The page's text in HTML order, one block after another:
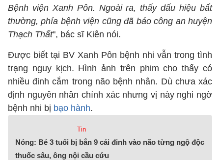
Bệnh viện Xanh Pôn. Ngoài ra, thấy dấu hiệu bất
thường, phía bệnh viện cũng đã báo công an huyện
Thạch Thất", bác sĩ Kiên nói.
Được biết tại BV Xanh Pôn bệnh nhi vẫn trong tình
trạng nguy kịch. Hình ảnh trên phim cho thấy có
nhiều đinh cắm trong não bệnh nhân. Dù chưa xác
định nguyên nhân chính xác nhưng vị này nghi ngờ
bệnh nhi bị bạo hành.
Tin
Nóng: Bé 3 tuổi bị bắn 9 cái đinh vào não từng ngộ độc
thuốc sâu, ông nội cầu cứu